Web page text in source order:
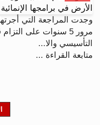
وجدت المراجعة التي
التأسيسي والا...
متابعة القراءة ...